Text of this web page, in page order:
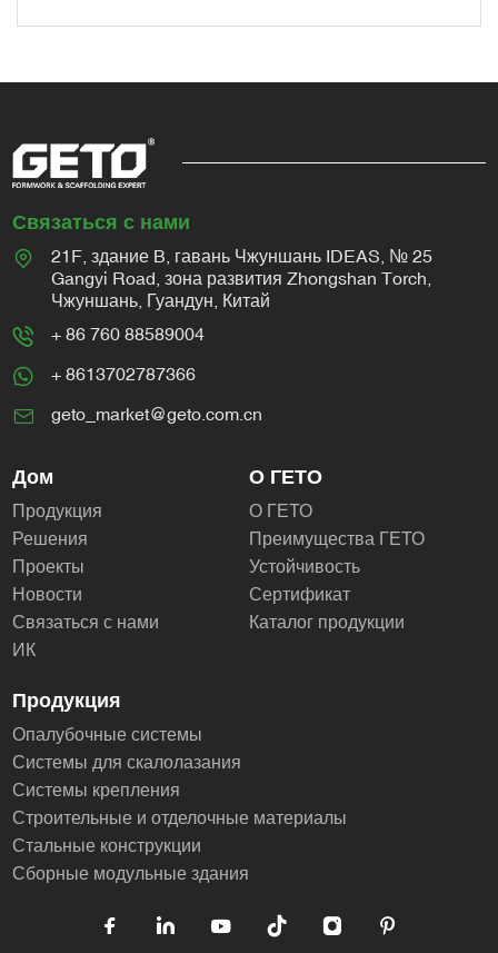
Связаться с нами
21F, здание B, гавань Чжуншань IDEAS, № 25
Gangyi Road, зона развития Zhongshan Torch,
Чжуншань, Гуандун, Китай
+ 86 760 88589004
+ 8613702787366
geto_market@geto.com.cn
Дом
Продукция
Решения
Проекты
Новости
Связаться с нами
ИК
О ГЕТО
О ГЕТО
Преимущества ГЕТО
Устойчивость
Сертификат
Каталог продукции
Продукция
Опалубочные системы
Системы для скалолазания
Системы крепления
Строительные и отделочные материалы
Стальные конструкции
Сборные модульные здания